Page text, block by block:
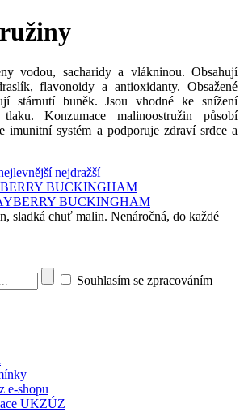
vodou, sacharidy a vlákninou. Obsahují
flavonoidy a antioxidanty. Obsažené
stárnutí buněk. Jsou vhodné ke snížení
Konzumace malinoostružin působí
imunitní systém a podporuje zdraví srdce a
nejdražší
BUCKINGHAM
sladká chuť malin. Nenáročná, do každé
Souhlasím se zpracováním
e-shopu
UKZÚZ